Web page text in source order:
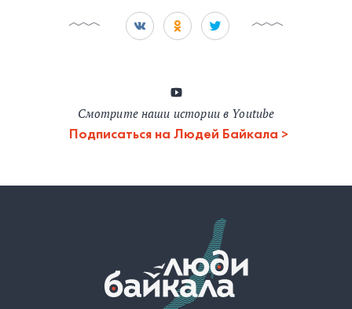
Смотрите наши истории в Youtube
Подписаться на Людей Байкала